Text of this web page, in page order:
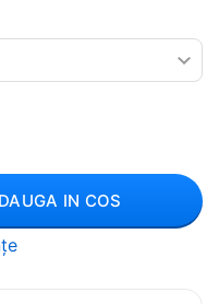
IN COS